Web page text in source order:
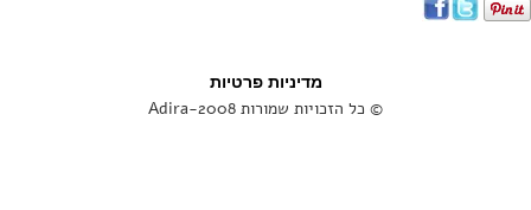
מדיניות פרטיות
© כל הזכויות שמורות Adira-2008